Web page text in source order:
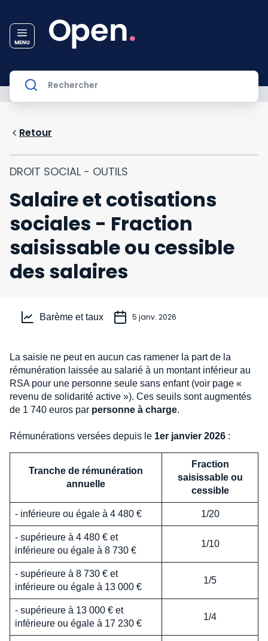
Retour
DROIT SOCIAL - OUTILS
Salaire et cotisations
sociales - Fraction
saisissable ou cessible
des salaires
Barème et taux 5 janv. 2026
La saisie ne peut en aucun cas ramener la part de la
rémunération laissée au salarié à un montant inférieur au
RSA pour une personne seule sans enfant (voir page «
revenu de solidarité active »). Ces seuils sont augmentés
de 1 740 euros par personne à charge.
Rémunérations versées depuis le 1er janvier 2026 :
Tranche de rémunération
annuelle
Fraction
saisissable ou
cessible
- inférieure ou égale à 4 480 € 1/20
- supérieure à 4 480 € et
inférieure ou égale à 8 730 €
1/10
- supérieure à 8 730 € et
inférieure ou égale à 13 000 €
1/5
- supérieure à 13 000 € et
inférieure ou égale à 17 230 €
1/4